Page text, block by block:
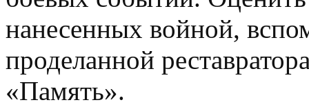
нанесенных войной,
проделанной
«Память».